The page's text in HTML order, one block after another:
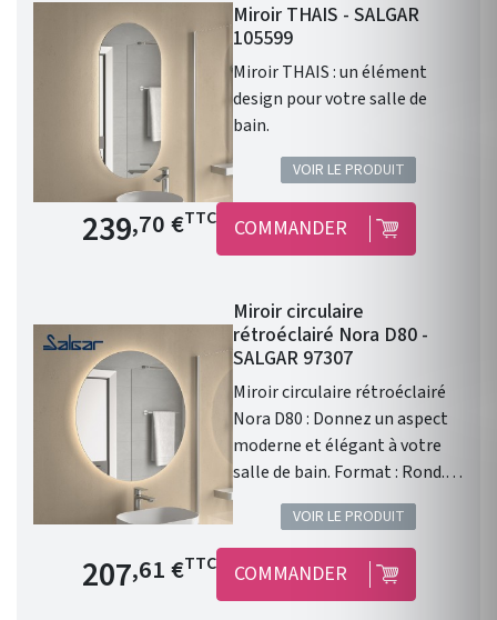
Miroir THAIS - SALGAR
105599
Miroir THAIS : un élément
design pour votre salle de
bain.
VOIR LE PRODUIT
Prix de base
239,70 €TTC COMMANDER
Miroir circulaire
rétroéclairé Nora D80 -
SALGAR 97307
Miroir circulaire rétroéclairé
Nora D80 : Donnez un aspect
moderne et élégant à votre
salle de bain. Format : Rond.
Diamètre : 800mm. Épaisseur :
28mm. Éclairage : Led faible
consommation. Fabrication :
Union Européenne. Garantie 3
ans. Grâce à son design
VOIR LE PRODUIT
Prix de base
207,61 €TTC COMMANDER